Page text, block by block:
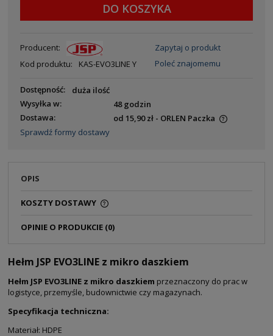
DO KOSZYKA
Producent:
Kod produktu:
KAS-EVO3LINE Y
Zapytaj o produkt
Poleć znajomemu
Dostępność:
duża ilość
Wysyłka w:
48 godzin
Dostawa:
od 15,90 zł - ORLEN Paczka
Sprawdź formy dostawy
OPIS
KOSZTY DOSTAWY
OPINIE O PRODUKCIE (0)
Hełm JSP EVO3LINE z mikro daszkiem
Hełm JSP EVO3LINE z mikro daszkiem przeznaczony do prac w
logistyce, przemyśle, budownictwie czy magazynach.
Specyfikacja techniczna:
Materiał: HDPE